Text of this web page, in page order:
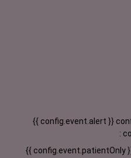
{{ config.event.alert }}
:
{{ config.event.patientOnly